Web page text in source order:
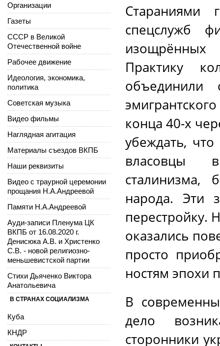
Стараниями
спецслужб
изощрённых
Практику
объединили
конца 40-х
убеждать,
власовцы
сталинизма,
народа. Эти
перестройку.
оказались
просто
ностям эпохи
В
дело
сторонники
Организации
Газеты
СССР в Великой
Отечественной войне
Рабочее движение
Идеология, экономика,
политика
Советская музыка
Видео фильмы
Наглядная агитация
Материалы съездов ВКПБ
Наши реквизиты
Видео с траурной церемонии
прощания Н.А.Андреевой
Памяти Н.А.Андреевой
Ауди-записи Пленума ЦК
ВКПБ от 16.08.2020 г.
Денисюка А.В. и Христенко
С.В. - новой религиозно-
меньшевистской партии
Стихи Дьяченко Виктора
Анатольевича
В СТРАНАХ СОЦИАЛИЗМА
Куба
КНДР